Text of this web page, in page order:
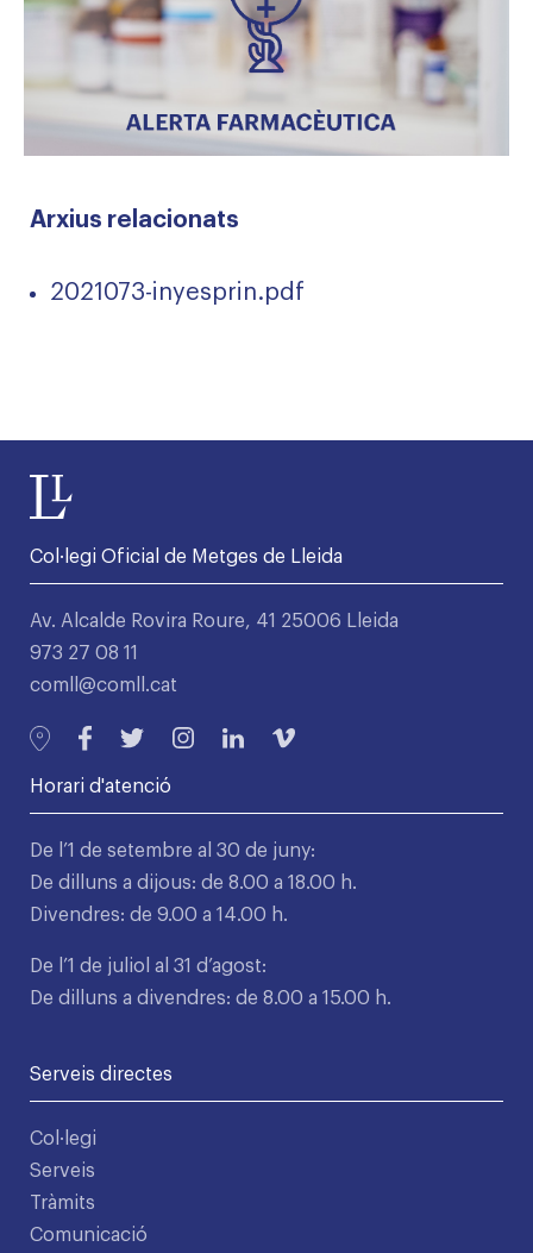
Arxius relacionats
2021073-inyesprin.pdf
Col·legi Oficial de Metges de Lleida
Av. Alcalde Rovira Roure, 41 25006 Lleida
973 27 08 11
comll@comll.cat
Horari d'atenció
De l’1 de setembre al 30 de juny:
De dilluns a dijous: de 8.00 a 18.00 h.
Divendres: de 9.00 a 14.00 h.
De l’1 de juliol al 31 d’agost:
De dilluns a divendres: de 8.00 a 15.00 h.
Serveis directes
Col·legi
Serveis
Tràmits
Comunicació